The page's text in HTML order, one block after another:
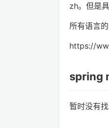
zh。但是
所有语言
https://
spring
暂时没有